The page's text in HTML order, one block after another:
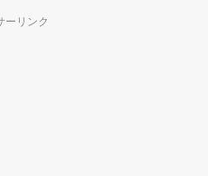
ーリンク